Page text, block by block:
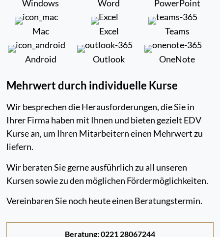
Windows Word PowerPoint
Mac Excel Teams
Android Outlook OneNote
Mehrwert durch individuelle Kurse
Wir besprechen die Herausforderungen, die Sie in
Ihrer Firma haben mit Ihnen und bieten gezielt EDV
Kurse an, um Ihren Mitarbeitern einen Mehrwert zu
liefern.
Wir beraten Sie gerne ausführlich zu all unseren
Kursen sowie zu den möglichen Fördermöglichkeiten.
Vereinbaren Sie noch heute einen Beratungstermin.
Beratung: 0221 28067244